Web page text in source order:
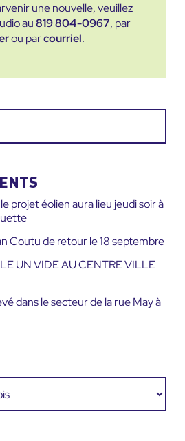
une nouvelle, veuillez
au819 804-0967, par
ou parcourriel.
projet éolien aura lieu jeudi soir à
Coutu de retour le 18 septembre
UN VIDE AU CENTRE VILLE
dans le secteur de la rue May à